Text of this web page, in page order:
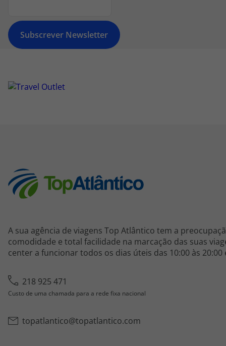
Subscrever Newsletter
A sua agência de viagens Top Atlântico tem a
comodidade e total facilidade na marcação das suas
center a funcionar todos os dias úteis das 10:00 às 20:00
218 925 471
Custo de uma chamada para a rede fixa nacional
topatlantico@topatlantico.com